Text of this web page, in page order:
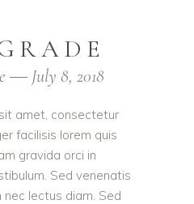
― July 8, 2018
amet, consectetur
facilisis lorem quis
gravida orci in
Sed venenatis
nec lectus diam. Sed